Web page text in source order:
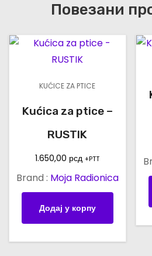
P
и
Повезани
KUĆICE ZA PTICE
Kućica za ptice –
RUSTIK
1.650,00 рсд +PTT
Brand : Moja Radionica
Додај у корпу